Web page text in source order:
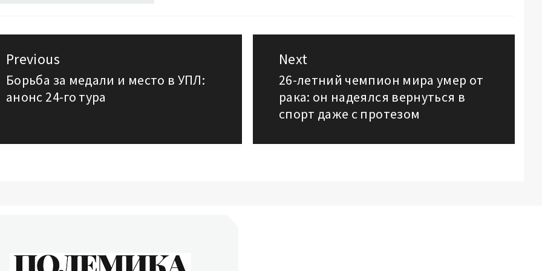
Previous
Previous
post:
Борьба за медали и место в УПЛ:
анонс 24-го тура
Next
Next
post:
26-летний чемпион мира умер от
рака: он надеялся вернуться в
спорт даже с протезом